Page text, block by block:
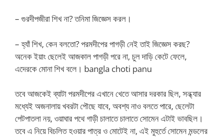
– গুরদীপজীরা শিখ না? তনিমা জিজ্ঞেস করল।
– হ্যাঁ শিখ, কেন বলতো? পরমদীপের পাগড়ী নেই তাই জিজ্ঞেস করছ?
অনেক ইয়াং ছেলেই আজকাল পাগড়ী পরে না, চুল দাড়ি কেটে ফেলে,
এদেরকে মোনা শিখ বলে। bangla choti panu
তবে আজকেই ব্যাটা পরমদীপের এখানে খেতে আসার দরকার ছিল, সন্ধ্যার
মধ্যেই অজনালায় খবরটা পৌছে যাবে, অবশ্য নাও বলতে পারে, ছেলেটা
পেটপাতলা নয়, ওয়াঘার পথে গাড়ী চালাতে চালাতে সোমেন এটাই ভাবছিল।
তবে এ নিয়ে বিচলিত হওয়ার পাত্র ও মোটেই না, এই মুহুর্তে সোমেন মন্ডলের